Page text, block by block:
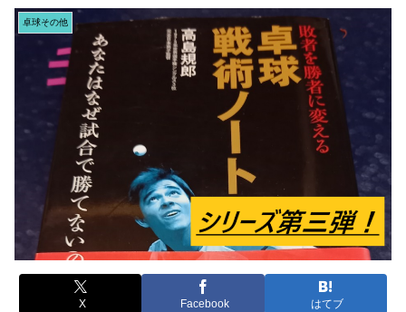
卓球その他
X Facebook はてブ